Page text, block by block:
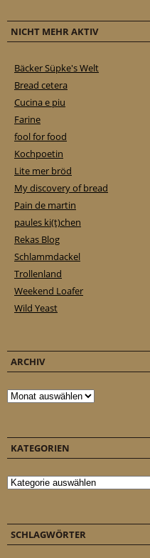
NICHT MEHR AKTIV
Bäcker Süpke's Welt
Bread cetera
Cucina e piu
Farine
fool for food
Kochpoetin
Lite mer bröd
My discovery of bread
Pain de martin
paules ki(t)chen
Rekas Blog
Schlammdackel
Trollenland
Weekend Loafer
Wild Yeast
ARCHIV
Archiv
KATEGORIEN
Kategorien
SCHLAGWÖRTER